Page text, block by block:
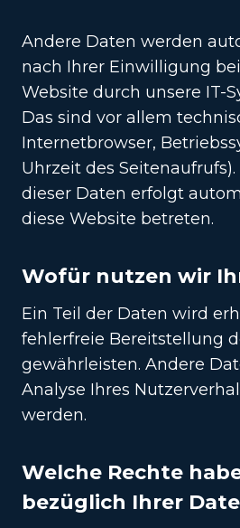
Andere Daten werden
nach Ihrer Einwilligung
Website durch unsere IT-
Das sind vor allem
Internetbrowser,
Uhrzeit des
dieser Daten erfolgt
diese Website betreten.
Wofür nutzen wir
Ein Teil der Daten wird
fehlerfreie Bereitstellung
gewährleisten. Andere
Analyse Ihres
werden.
Welche Rechte
bezüglich Ihrer